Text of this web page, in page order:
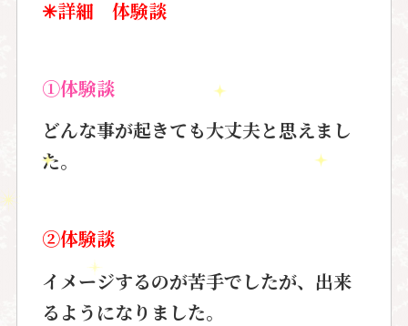
✳︎詳細 体験談
①体験談
どんな事が起きても大丈夫と思えまし
た。
②体験談
イメージするのが苦手でしたが、出来
るようになりました。